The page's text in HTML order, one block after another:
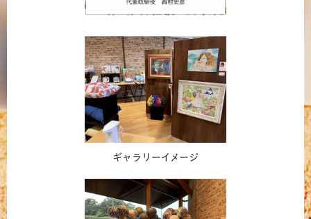
ギャラリーイメージ